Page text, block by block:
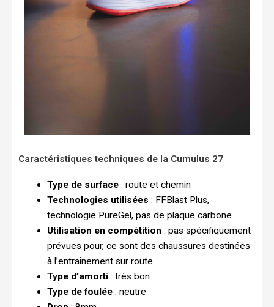
Caractéristiques techniques de la Cumulus 27
Type de surface: route et chemin
Technologies utilisées : FFBlast Plus,
technologie PureGel, pas de plaque carbone
Utilisation en compétition : pas spécifiquement
prévues pour, ce sont des chaussures destinées
à l’entrainement sur route
Type d’amorti : très bon
Type de foulée: neutre